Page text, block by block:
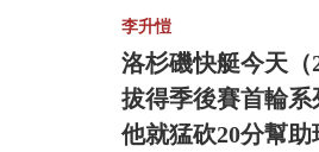
李升愷
洛杉磯快艇今天
拔得季後賽首輪系
他就猛砍20分幫